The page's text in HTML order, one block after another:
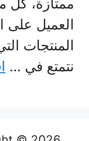
العميل على
المنتجات
نتمتع في …